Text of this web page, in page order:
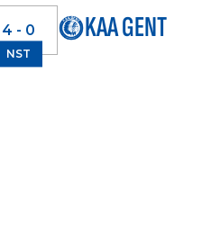
4 - 0
NST
KAA GENT